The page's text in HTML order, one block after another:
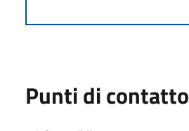
Punti di contatto